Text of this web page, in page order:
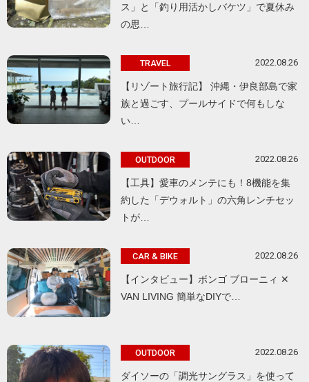
ス」と「釣り用活かしバケツ」で夏休み
の思…
TRAVEL 2022.08.26
【リゾート旅行記】 沖縄・伊良部島で家
族と過ごす、プールサイドで何もしな
い…
OUTDOOR 2022.08.26
【工具】愛車のメンテにも！8機能を集
約した「デウォルト」の六角レンチセッ
トが…
CAR & BIKE 2022.08.26
【インタビュー】ボンゴ ブローニィ ✕
VAN LIVING 簡単なDIYで…
OUTDOOR 2022.08.26
ダイソーの「調光サングラス」を使って